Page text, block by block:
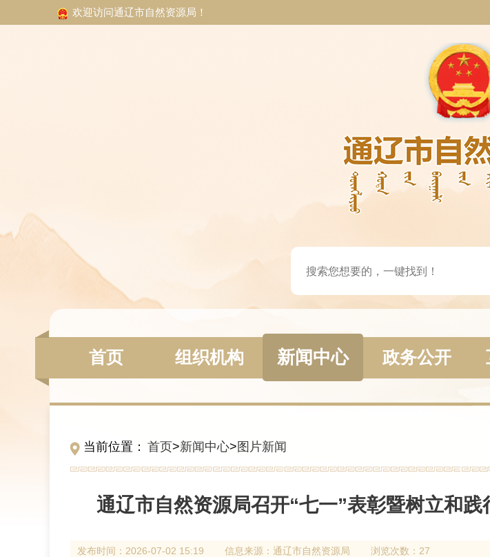
欢迎访问通辽市自然资源局！
首页 组织机构 新闻中心 政务公开
当前位置： 首页>新闻中心> 图片新闻
通辽市自然资源局召开“七一”表彰暨树立和
发布时间： 2026-07-02 15:19 信息来源： 通辽市自然资源局 浏览次数：27